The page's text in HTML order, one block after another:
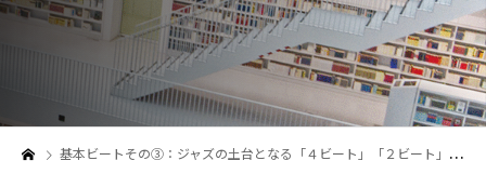
基本ビートその③：ジャズの土台となる「４ビート」「２ビート」を理解しよう！